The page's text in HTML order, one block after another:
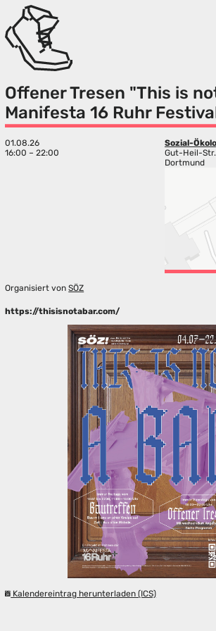
Offener Tresen "This is
Manifesta 16 Ruhr
01.08.26
16:00 – 22:00
Sozial-
Gut-Heil-Str.
Dortmund
Organisiert vonSÖZ
https://thisisnotabar.com/
Kalendereintrag herunterladen (ICS)